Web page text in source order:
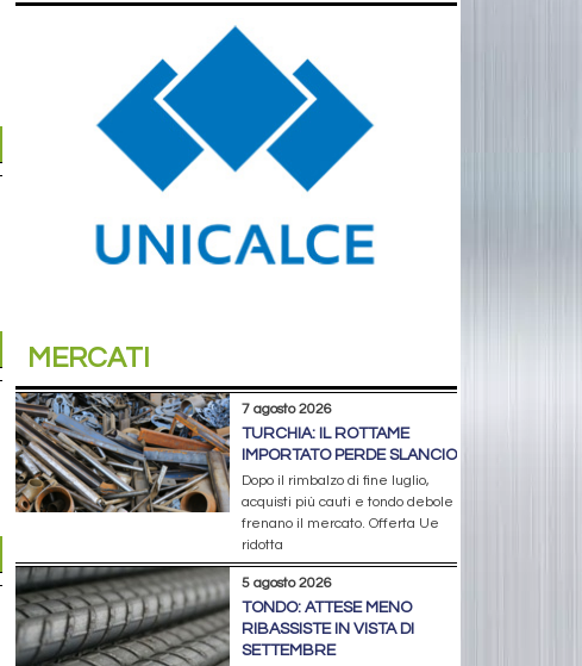
MERCATI
7 agosto 2026
TURCHIA: IL ROTTAME
IMPORTATO PERDE SLANCIO
Dopo il rimbalzo di fine luglio,
acquisti più cauti e tondo debole
frenano il mercato. Offerta Ue
ridotta
5 agosto 2026
TONDO: ATTESE MENO
RIBASSISTE IN VISTA DI
SETTEMBRE